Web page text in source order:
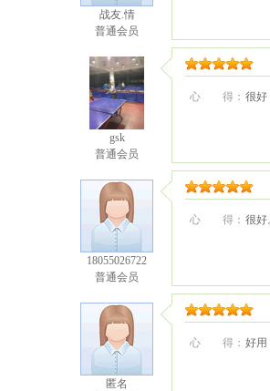
战友.情
普通会员
gsk
普通会员
心 得： 很好
18055026722
普通会员
心 得： 很好
匿名
心 得： 好用